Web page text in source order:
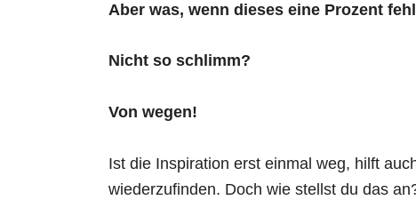
Aber was, wenn dieses eine Prozent
Nicht so schlimm?
Von wegen!
Ist die Inspiration erst einmal weg, hilft
wiederzufinden. Doch wie stellst du das